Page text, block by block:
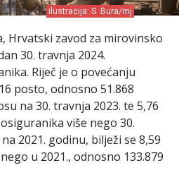
ilustracija: S. Bura/mj
Hrvatski zavod za mirovinsko
30. travnja 2024.
Riječ je o povećanju
posto, odnosno 51.868
na 30. travnja 2023. te 5,76
više nego 30.
2021. godinu, bilježi se 8,59
u 2021., odnosno 133.879